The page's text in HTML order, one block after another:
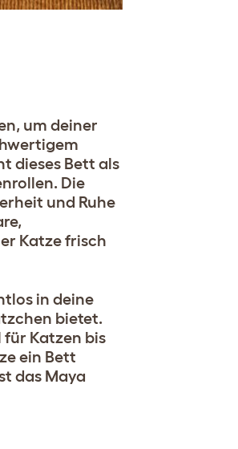
um deiner
dieses Bett als
Die
und Ruhe
Katze frisch
in deine
bietet.
für Katzen bis
ein Bett
das Maya